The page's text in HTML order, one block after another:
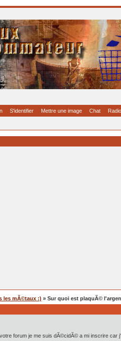
S'identifier Mettre une image Chat Radio
les mÃ©taux :) » Sur quoi est plaquÃ©
forum je me suis dÃ©cidÃ© a mi inscrire car